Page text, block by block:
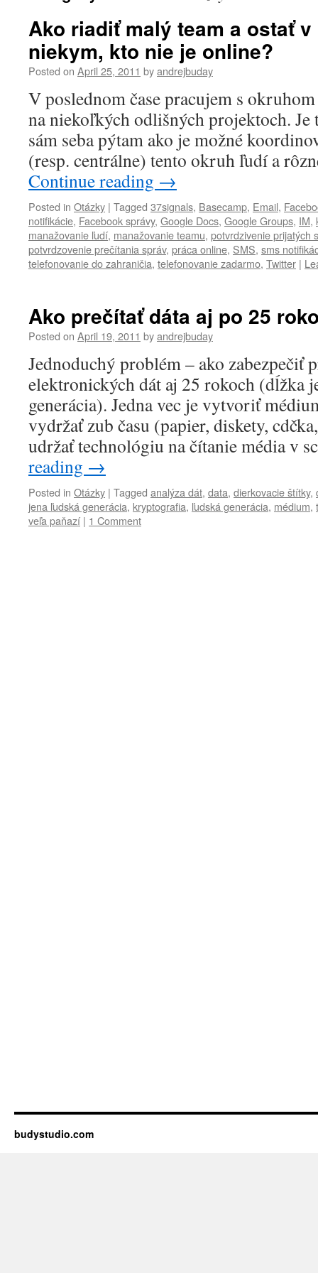
Ako riadiť malý team a ostať
niekym, kto nie je online?
Posted on April 25, 2011 byandrejbuday
V poslednom čase pracujem s
na niekoľkých odlišných projektoch. Je
sám seba pýtam ako je možné
(resp. centrálne) tento okruh ľudí a
Continue reading →
Posted in Otázky | Tagged 37signals, Basecamp, Email,
notifikácie, Facebook správy, Google Docs, Google Groups, IM,
manažovanie ľudí, manažovanie teamu, potvrdzivenie prijatých
potvrdzovenie prečítania správ, práca online, SMS, sms
telefonovanie do zahraničia, telefonovanie zadarmo, Twitter |
Ako prečítať dáta aj po 25
Posted on April 19, 2011 byandrejbuday
Jednoduchý problém – ako zabezpečiť
elektronických dát aj 25 rokoch (dĺžka
generácia). Jedna vec je vytvoriť
vydržať zub času (papier, diskety,
udržať technológiu na čítanie média v
reading →
Posted in Otázky | Tagged analýza dát, data, dierkovacie štítky,
jena ľudská generácia, kryptografia, ľudská generácia, médium,
veľa paňazí | 1 Comment
budystudio.com